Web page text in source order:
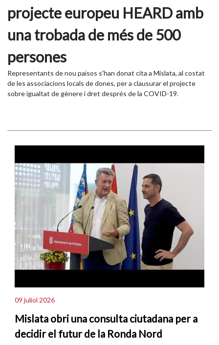
projecte europeu HEARD amb
una trobada de més de 500
persones
Representants de nou països s'han donat cita a Mislata, al costat
de les associacions locals de dones, per a clausurar el projecte
sobre igualtat de gènere i dret després de la COVID-19.
09 juliol 2026
Mislata obri una consulta ciutadana per a
decidir el futur de la Ronda Nord